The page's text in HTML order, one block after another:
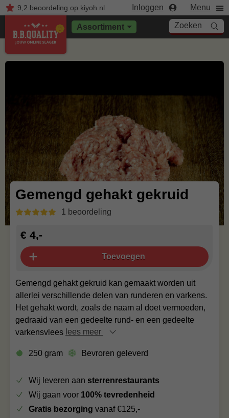
9,2 beoordelingop kiyoh.nl Inloggen Menu
Assortiment Zoeken
Gemengd gehakt gekruid
1 beoordeling
Gemengd gehakt gekruid kan gemaakt worden uit
allerlei verschillende delen van runderen en varkens.
Het gehakt wordt, zoals de naam al doet vermoeden,
gedraaid van een gedeelte rund- en een gedeelte
varkensvlees lees meer
250 gram Bevroren geleverd
€ 4,-
Toevoegen
Wij leveren aan sterrenrestaurants
Wij gaan voor 100% tevredenheid
Gratis bezorging vanaf €125,-